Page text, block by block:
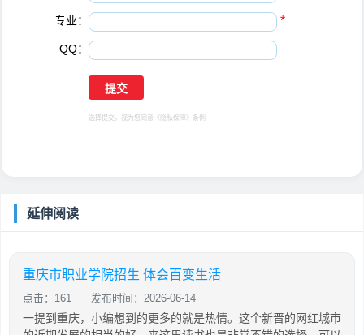
专业： *
QQ：
选择提交，视为您同意 《隐私保障》 条例
延伸阅读
重庆市职业学院招生 体会百变生活
点击：161 发布时间：2026-06-14
一提到重庆，小编想到的更多的就是热情。这个新晋的网红城市